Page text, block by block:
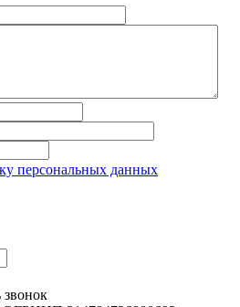
персональных данных
звонок